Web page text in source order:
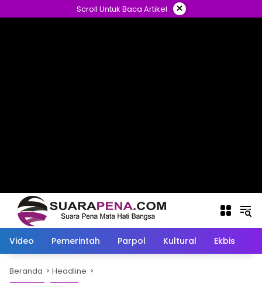
ke
Scroll Untuk Baca Artikel ×
Video Pemerintah Parpol Kultural Ekbis
Beranda Headline